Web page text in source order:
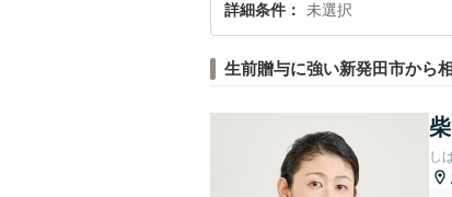
詳細条件 未選択
生前贈与に強い新発田市から
し